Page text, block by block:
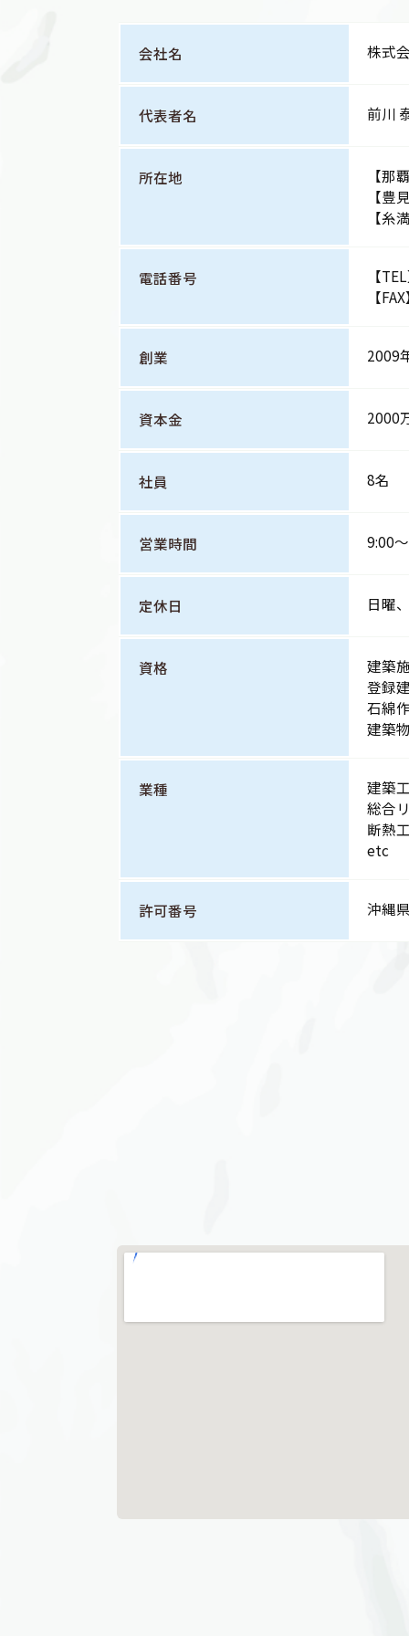
会社名 株式
代表者名 前川
所在地
【那
【
【糸
電話番号
【
【
創業 2009
資本金 2000
社員 8名
営業時間 9:00
定休日 日曜
資格
建築
登録
石綿
建築
業種
建築
総合
断熱
etc
許可番号 沖縄